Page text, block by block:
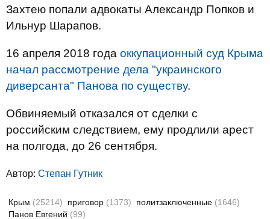
Захтею попали адвокаты Александр Попков и
Ильнур Шарапов.
16 апреля 2018 года оккупационный суд Крыма
начал рассмотрение дела "украинского
диверсанта" Панова по существу.
​Обвиняемый отказался от сделки с
российским следствием, ему продлили арест
на полгода, до 26 сентября.
Автор: Степан Гутник
Крым (25214) приговор (1373) политзаключенные (1646)
Панов Евгений (99)